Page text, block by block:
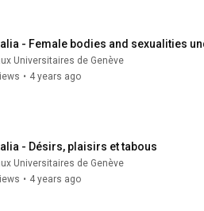
- Female bodies and sexualities
Universitaires de Genève
• 4 years ago
- Désirs, plaisirs et tabous
Universitaires de Genève
• 4 years ago